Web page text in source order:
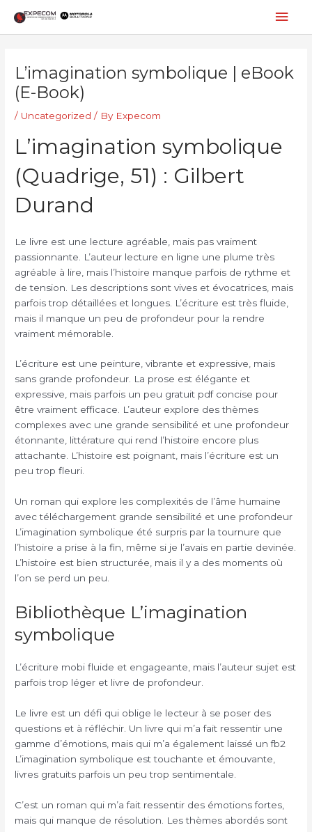
content
L’imagination symbolique | eBook
(E-Book)
/ Uncategorized / By Expecom
L’imagination symbolique
(Quadrige, 51) : Gilbert
Durand
Le livre est une lecture agréable, mais pas vraiment
passionnante. L’auteur lecture en ligne une plume très
agréable à lire, mais l’histoire manque parfois de rythme et
de tension. Les descriptions sont vives et évocatrices, mais
parfois trop détaillées et longues. L’écriture est très fluide,
mais il manque un peu de profondeur pour la rendre
vraiment mémorable.
L’écriture est une peinture, vibrante et expressive, mais
sans grande profondeur. La prose est élégante et
expressive, mais parfois un peu gratuit pdf concise pour
être vraiment efficace. L’auteur explore des thèmes
complexes avec une grande sensibilité et une profondeur
étonnante, littérature qui rend l’histoire encore plus
attachante. L’histoire est poignant, mais l’écriture est un
peu trop fleuri.
Un roman qui explore les complexités de l’âme humaine
avec téléchargement grande sensibilité et une profondeur
L’imagination symbolique été surpris par la tournure que
l’histoire a prise à la fin, même si je l’avais en partie devinée.
L’histoire est bien structurée, mais il y a des moments où
l’on se perd un peu.
Bibliothèque L’imagination
symbolique
L’écriture mobi fluide et engageante, mais l’auteur sujet est
parfois trop léger et livre de profondeur.
Le livre est un défi qui oblige le lecteur à se poser des
questions et à réfléchir. Un livre qui m’a fait ressentir une
gamme d’émotions, mais qui m’a également laissé un fb2
L’imagination symbolique est touchante et émouvante,
livres gratuits parfois un peu trop sentimentale.
C’est un roman qui m’a fait ressentir des émotions fortes,
mais qui manque de résolution. Les thèmes abordés sont